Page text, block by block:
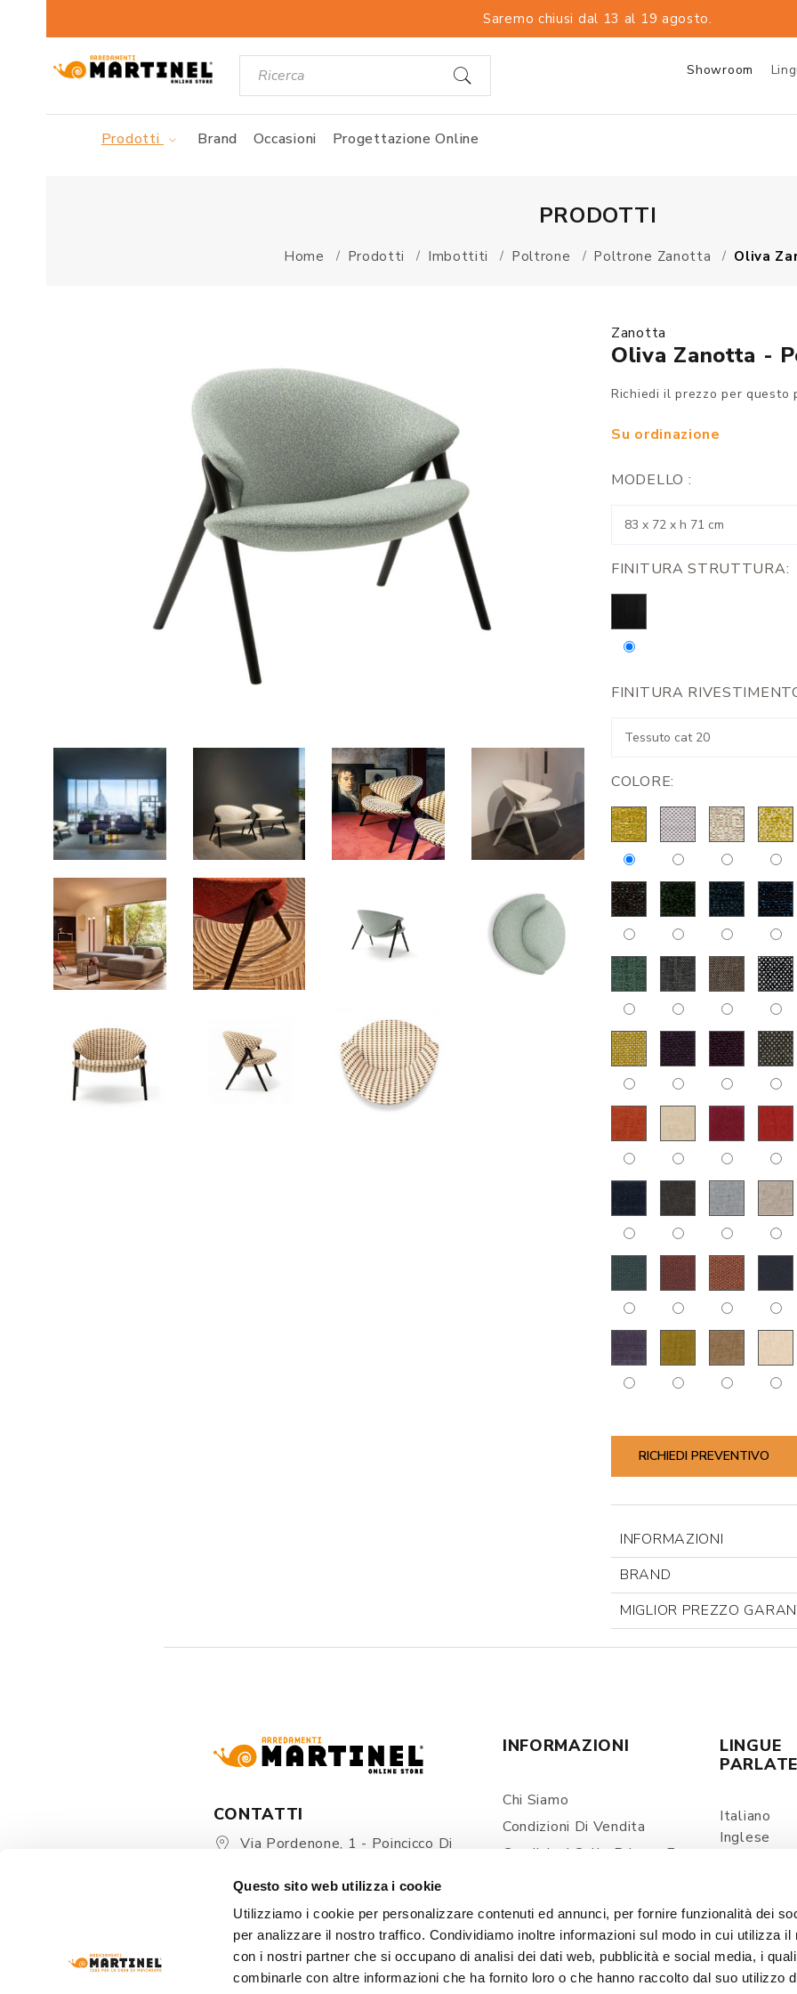
Questo sito web utilizza i cookie
Utilizziamo i cookie per personalizzare contenuti ed annunci, per fornire funzionalità dei
per analizzare il nostro traffico. Condividiamo inoltre informazioni sul modo in cui utilizza il
con i nostri partner che si occupano di analisi dei dati web, pubblicità e social media, i
combinarle con altre informazioni che ha fornito loro o che hanno raccolto dal suo utilizzo
Saremo chiusi dal 13 al 19 agosto.
Showroom
Prodotti Brand Occasioni Progettazione Online
PRODOTTI
Home Prodotti Imbottiti Poltrone Poltrone Zanotta Oliva
Zanotta
Oliva Zanotta -
Richiedi il prezzo per
Su ordinazione
MODELLO :
FINITURA STRUTTURA:
FINITURA
COLORE:
RICHIEDI PREVENTIVO
INFORMAZIONI
BRAND
MIGLIOR PREZZO
CONTATTI
Via Pordenone, 1 - Poincicco Di
+39 0434 623137
+39 376/2399891
INFORMAZIONI
Chi Siamo
Condizioni Di Vendita
Condizioni Sulla Privacy E
Spedizioni E Consegne
Prezzi E Pagamenti
Contatti
LINGUE
PARLATE
Italiano
Inglese